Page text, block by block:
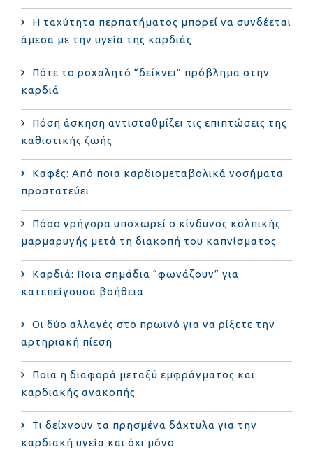
Η ταχύτητα περπατήματος μπορεί να συνδέεται
άμεσα με την υγεία της καρδιάς
Πότε το ροχαλητό “δείχνει” πρόβλημα στην
καρδιά
Πόση άσκηση αντισταθμίζει τις επιπτώσεις της
καθιστικής ζωής
Καφές: Από ποια καρδιομεταβολικά νοσήματα
προστατεύει
Πόσο γρήγορα υποχωρεί ο κίνδυνος κολπικής
μαρμαρυγής μετά τη διακοπή του καπνίσματος
Καρδιά: Ποια σημάδια “φωνάζουν” για
κατεπείγουσα βοήθεια
Οι δύο αλλαγές στο πρωινό για να ρίξετε την
αρτηριακή πίεση
Ποια η διαφορά μεταξύ εμφράγματος και
καρδιακής ανακοπής
Τι δείχνουν τα πρησμένα δάχτυλα για την
καρδιακή υγεία και όχι μόνο